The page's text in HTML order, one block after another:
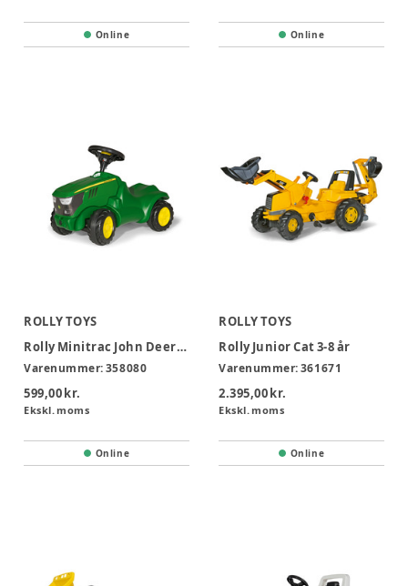
Online Online
ROLLY TOYS
Rolly Minitrac John Deere 6150R
Varenummer:358080
599,00 kr.
Ekskl. moms
Online
ROLLY TOYS
Rolly Junior Cat 3-8 år
Varenummer:361671
2.395,00 kr.
Ekskl. moms
Online